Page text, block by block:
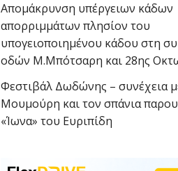
Απομάκρυνση υπέργειων κάδων
απορριμμάτων πλησίον του
υπογειοποιημένου κάδου στη
οδών Μ.Μπότσαρη και 28ης
Φεστιβάλ Δωδώνης – συνέχεια
Μουμούρη και τον σπάνια
«Ίωνα» του Ευριπίδη